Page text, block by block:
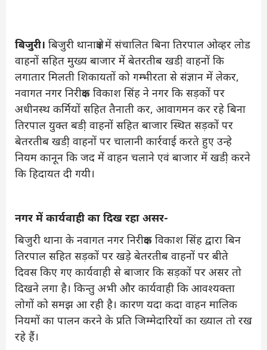
बिजुरी। बिजुरी थानाक्षेत्र में संचालित बिना तिरपाल ओव्हर लोड
वाहनों सहित मुख्य बाजार में बेतरतीब खडी़ वाहनों कि
लगातार मिलती शिकायतों को गम्भीरता से संज्ञान में लेकर,
नवागत नगर निरीक्षक विकाश सिंह ने नगर कि सड़कों पर
अधीनस्थ कर्मियों सहित तैनाती कर, आवागमन कर रहे बिना
तिरपाल युक्त बडी़ वाहनों सहित बाजार स्थित सड़कों पर
बेतरतीब खडी़ वाहनों पर चालानी कार्रवाई करते हुए उन्हे
नियम कानून कि जद में वाहन चलाने एवं बाजार में खडी़ करने
कि हिदायत दी गयी।
नगर में कार्यवाही का दिख रहा असर-
बिजुरी थाना के नवागत नगर निरीक्षक विकाश सिंह द्वारा बिन
तिरपाल सहित सड़कों पर खडे़ बेतरतीब वाहनों पर बीते
दिवस किए गए कार्यवाही से बाजार कि सड़कों पर असर तो
दिखने लगा है। किन्तु अभी और कार्यवाही कि आवश्यक्ता
लोगों को समझ आ रही है। कारण यदा कदा वाहन मालिक
नियमों का पालन करने के प्रति जिम्मेदारियों का ख्याल तो रख
रहे हैं।